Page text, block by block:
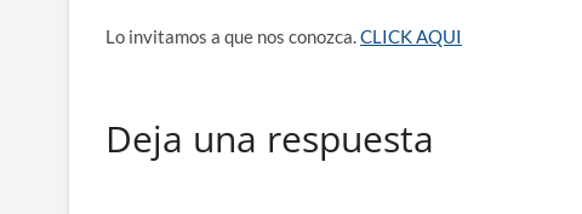
Lo invitamos a que nos conozca.CLICK AQUI
Deja una respuesta